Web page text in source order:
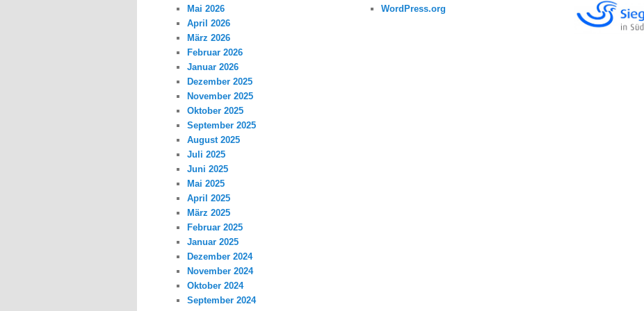
Mai 2026
April 2026
März 2026
Februar 2026
Januar 2026
Dezember 2025
November 2025
Oktober 2025
September 2025
August 2025
Juli 2025
Juni 2025
Mai 2025
April 2025
März 2025
Februar 2025
Januar 2025
Dezember 2024
November 2024
Oktober 2024
September 2024
WordPress.org